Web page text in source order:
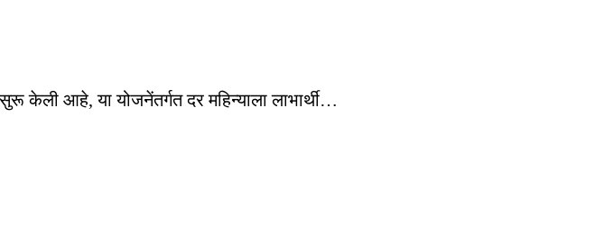
केली आहे, या योजनेंतर्गत दर महिन्याला लाभार्थी…